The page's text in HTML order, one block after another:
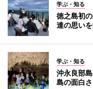
学ぶ・知る
徳之島初
達の思い
学ぶ・知る
沖永良部
島の面白